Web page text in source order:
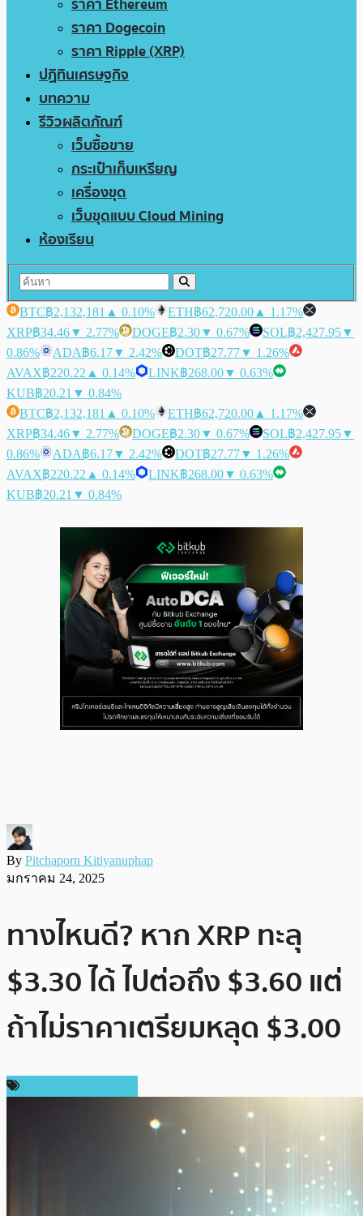
ราคา Dogecoin
ราคา Ripple (XRP)
ปฏิทินเศรษฐกิจ
บทความ
รีวิวผลิตภัณฑ์
เว็บซื้อขาย
กระเป๋าเก็บเหรียญ
เครื่องขุด
เว็บขุดแบบ Cloud Mining
ห้องเรียน
BTC฿2,132,181 ▲ 0.10% ETH฿62,720.00 ▲ 1.17%
XRP฿34.46▼ 2.77% DOGE฿2.30▼ 0.67% SOL฿2,427.95▼
0.86%
ADA฿6.17▼ 2.42% DOT฿27.77▼ 1.26%
AVAX฿220.22 ▲ 0.14% LINK฿268.00▼ 0.63%
KUB฿20.21 ▼ 0.84%
BTC฿2,132,181 ▲ 0.10% ETH฿62,720.00 ▲ 1.17%
XRP฿34.46▼ 2.77% DOGE฿2.30▼ 0.67% SOL฿2,427.95▼
0.86%
ADA฿6.17▼ 2.42% DOT฿27.77▼ 1.26%
AVAX฿220.22 ▲ 0.14% LINK฿268.00▼ 0.63%
KUB฿20.21 ▼ 0.84%
By Pitchaporn Kitiyanuphap
มกราคม 24, 2025
ทางไหนดี? หาก XRP ทะลุ
$3.30 ได้ ไปต่อถึง $3.60 แต่
ถ้าไม่ราคาเตรียมหลุด $3.00